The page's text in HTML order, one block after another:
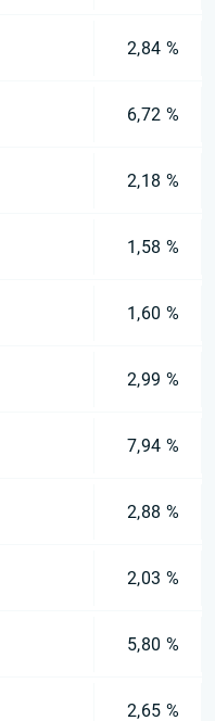
2,84 %
6,72 %
2,18 %
1,58 %
1,60 %
2,99 %
7,94 %
2,88 %
2,03 %
5,80 %
2,65 %